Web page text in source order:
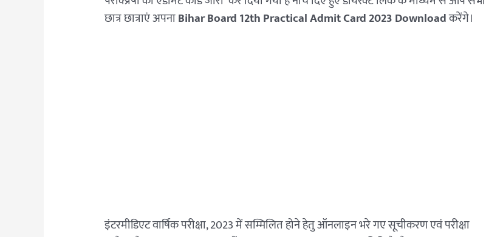
छात्र छात्राएं अपनाBihar Board 12th Practical Admit Card 2023 Downloadकरेंगे।
इंटरमीडिएट वार्षिक परीक्षा, 2023 में सम्मिलित होने हेतु ऑनलाइन भरे गए सूचीकरण एवं परीक्षा